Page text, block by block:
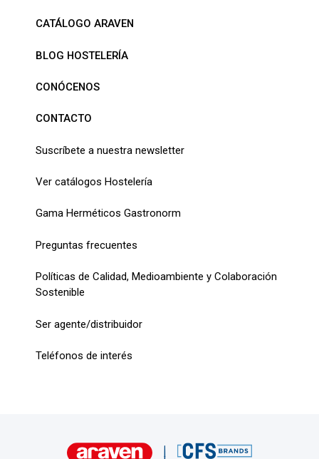
CATÁLOGO ARAVEN
BLOG HOSTELERÍA
CONÓCENOS
CONTACTO
Suscríbete a nuestra newsletter
Ver catálogos Hostelería
Gama Herméticos Gastronorm
Preguntas frecuentes
Políticas de Calidad, Medioambiente y Colaboración
Sostenible
Ser agente/distribuidor
Teléfonos de interés